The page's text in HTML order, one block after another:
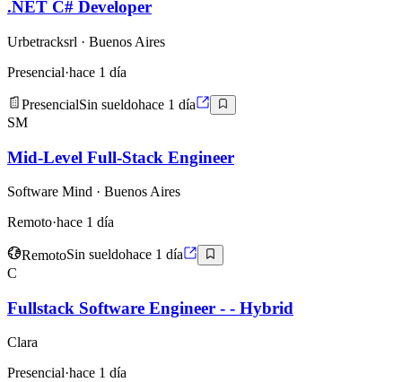
.NET C# Developer
Urbetracksrl · Buenos Aires
Presencial·hace 1 día
PresencialSin sueldohace 1 día
SM
Mid-Level Full-Stack Engineer
Software Mind · Buenos Aires
Remoto·hace 1 día
RemotoSin sueldohace 1 día
C
Fullstack Software Engineer - - Hybrid
Clara
Presencial·hace 1 día